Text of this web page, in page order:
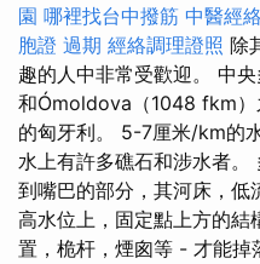
園 哪裡找台中撥筋 中醫經
胞證 過期 經絡調理證照 除
趣的人中非常受歡迎。 中
和Ómoldova（1048 fkm）
的匈牙利。 5-7厘米/km的
水上有許多礁石和涉水者。
到嘴巴的部分，其河床，低
高水位上，固定點上方的
置，桅杆，煙囪等 - 才能掉